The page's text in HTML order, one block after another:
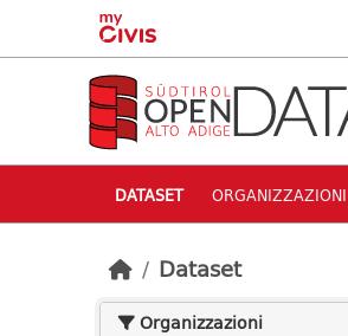
Skip to main content
DATASET ORGANIZZAZIONI
Dataset
Organizzazioni